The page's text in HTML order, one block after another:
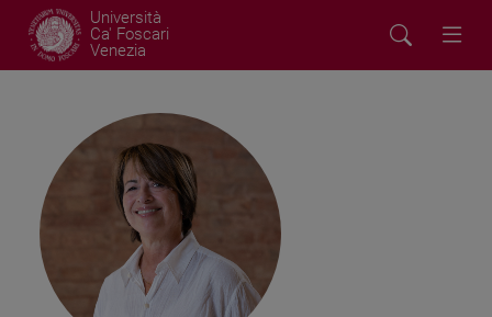
Università
Ca' Foscari
Venezia